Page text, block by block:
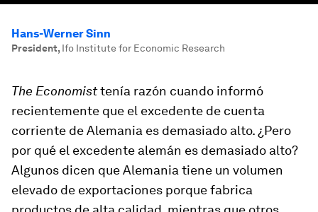
Hans-Werner Sinn
President, Ifo Institute for Economic Research
The Economisttenía razón cuando informó
recientemente que el excedente de cuenta
corriente de Alemania es demasiado alto. ¿Pero
por qué el excedente alemán es demasiado alto?
Algunos dicen que Alemania tiene un volumen
elevado de exportaciones porque fabrica